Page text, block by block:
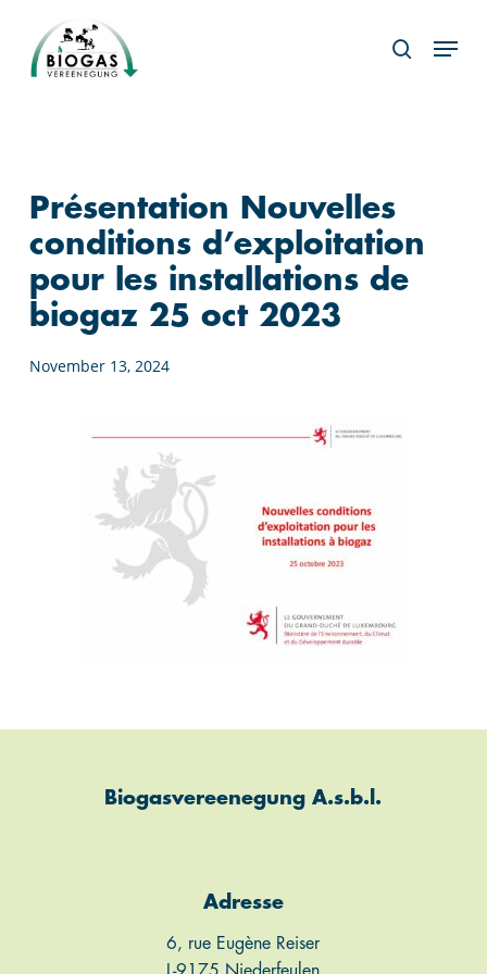
main
search
Présentation Nouvelles
conditions d’exploitation
pour les installations de
biogaz 25 oct 2023
November 13, 2024
Biogasvereenegung A.s.b.l.
Adresse
6, rue Eugène Reiser